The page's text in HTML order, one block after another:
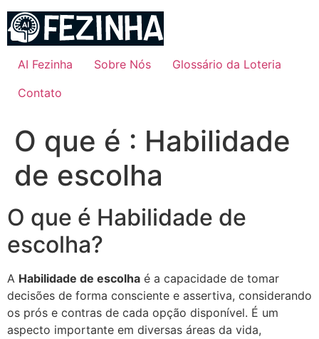
para
conteúdo
AI Fezinha Sobre Nós
Glossário da Loteria
Contato
O que é : Habilidade
de escolha
O que é Habilidade de
escolha?
A Habilidade de escolha é a capacidade de tomar
decisões de forma consciente e assertiva, considerando
os prós e contras de cada opção disponível. É um
aspecto importante em diversas áreas da vida,